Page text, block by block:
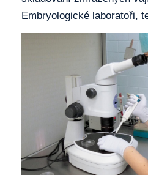
Embryologické laboratoři,